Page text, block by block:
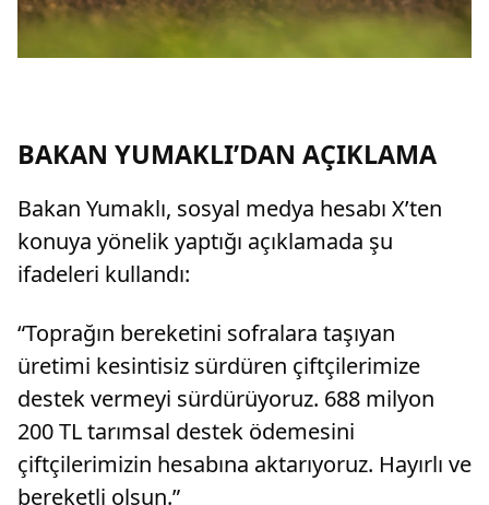
BAKAN YUMAKLI’DAN AÇIKLAMA
Bakan Yumaklı, sosyal medya hesabı X’ten
konuya yönelik yaptığı açıklamada şu
ifadeleri kullandı:
“Toprağın bereketini sofralara taşıyan
üretimi kesintisiz sürdüren çiftçilerimize
destek vermeyi sürdürüyoruz. 688 milyon
200 TL tarımsal destek ödemesini
çiftçilerimizin hesabına aktarıyoruz. Hayırlı ve
bereketli olsun.”